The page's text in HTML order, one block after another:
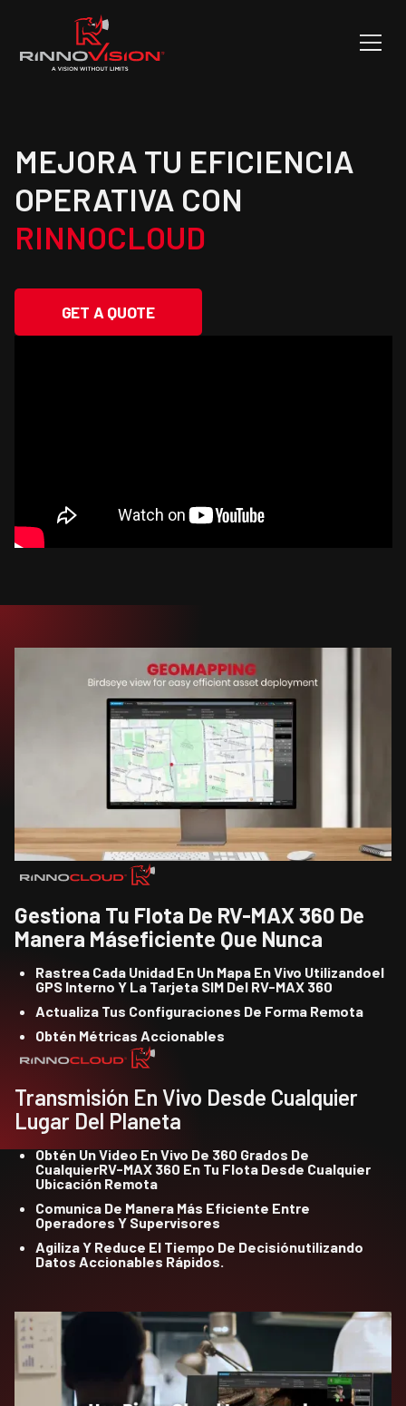
MEJORA TU EFICIENCIA
OPERATIVA CON
RINNOCLOUD
GET A QUOTE
Gestiona Tu Flota De RV-MAX 360 De
Manera Máseficiente Que Nunca
Rastrea Cada Unidad En Un Mapa En Vivo Utilizandoel
GPS Interno Y La Tarjeta SIM Del RV-MAX 360
Actualiza Tus Configuraciones De Forma Remota
Obtén Métricas Accionables
Transmisión En Vivo Desde Cualquier
Lugar Del Planeta
Obtén Un Video En Vivo De 360 Grados De
CualquierRV-MAX 360 En Tu Flota Desde Cualquier
Ubicación Remota
Comunica De Manera Más Eficiente Entre
Operadores Y Supervisores
Agiliza Y Reduce El Tiempo De Decisiónutilizando
Datos Accionables Rápidos.